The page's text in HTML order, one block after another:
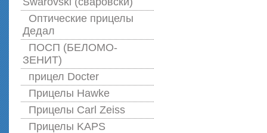
Оптические прицелы
Дедал
ПОСП (БЕЛОМО-
ЗЕНИТ)
прицел Docter
Прицелы Hawke
Прицелы Carl Zeiss
Прицелы KAPS